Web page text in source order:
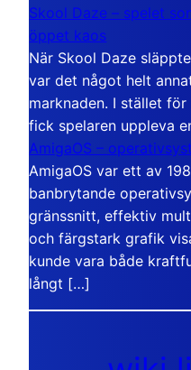
Skool Daze – spelet
öppet kaos
När Skool Daze
var det något helt
marknaden. I stället
fick spelaren uppleva
AmigaOS –
AmigaOS var ett av
banbrytande
gränssnitt, effektiv
och färgstark grafik
kunde vara både
långt […]